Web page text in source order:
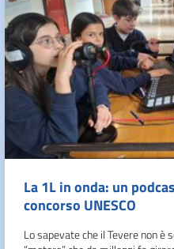
La 1L in onda: un
concorso UNESCO
Lo sapevate che il Tevere non è